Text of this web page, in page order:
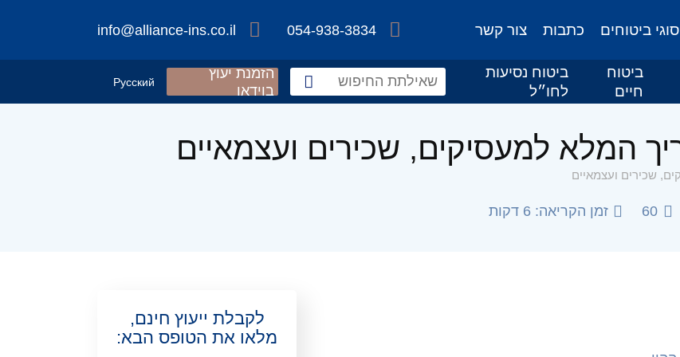
סוגי ביטוחים כתבות צור קשר 054-938-3834
info@alliance-ins.co.il
ביטוח
חיים
ביטוח נסיעות
לחו״ל
הזמנת יעוץ
בוידאו
Русский
60 זמן הקריאה: 6 דקות
לקבלת ייעוץ חינם,
מלאו את הטופס הבא: